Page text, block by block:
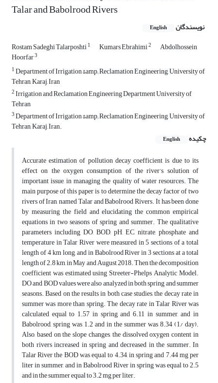
Talar and Babolrood Rivers
نویسندگان English
Rostam Sadeghi Talarposhti1 Kumars Ebrahimi2 Abdolhossein
Hoorfar3
1Department of Irrigation &amp; Reclamation Engineering, University of
Tehran, Karaj, Iran
2Irrigation and Reclamation Engineering Department University of
Tehran
3Department of Irrigation &amp; Reclamation Engineering, University of
Tehran, Karaj, Iran.
چکیده
English
Accurate estimation of pollution decay coefficient is due to its
effect on the oxygen consumption of the river’s solution of
important issue, in managing the quality of water resources. The
main purpose of this paper is to determine the decay factor of two
rivers of Iran, named Talar and Babolrood Rivers. It has been done
by measuring the field and elucidating the common empirical
equations in two seasons of spring and summer. The qualitative
parameters including DO, BOD, pH, EC, nitrate, phosphate and
temperature in Talar River were measured in 5 sections of a total
length of 4 km long, and in Babolrood River in 3 sections at a total
length of 2.8 km, in May and August 2018. Then the decomposition
coefficient was estimated using Streeter-Phelps Analytic Model.
DO and BOD values were also analyzed in both spring and summer
seasons. Based on the results in both case studies, the decay rate in
summer was more than spring. The decay rate in Talar River was
calculated equal to 1.57 in spring and 6.11 in summer, and in
Babolrood, spring was 1.2 and in the summer was 8.34 (1/ day).
Also, based on the slope changes, the dissolved oxygen content in
both rivers increased in spring and decreased in the summer. In
Talar River the BOD was equal to 4.34, in spring and 7.44 mg per
liter in summer, and in Babolrood River in spring was equal to 2.5
and in the summer equal to 3.2 mg per liter.